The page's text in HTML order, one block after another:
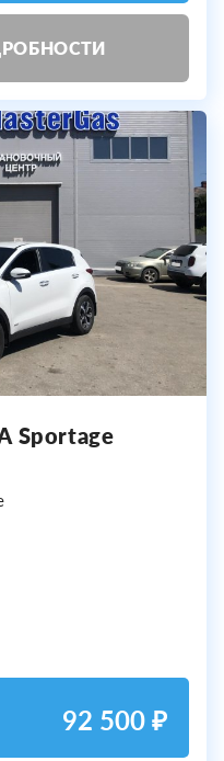
Sportage
92 500 ₽